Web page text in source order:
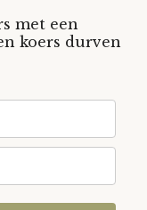
met een
koers durven